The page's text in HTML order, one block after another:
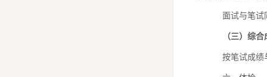
面试与笔试
（三）综
按笔试成绩